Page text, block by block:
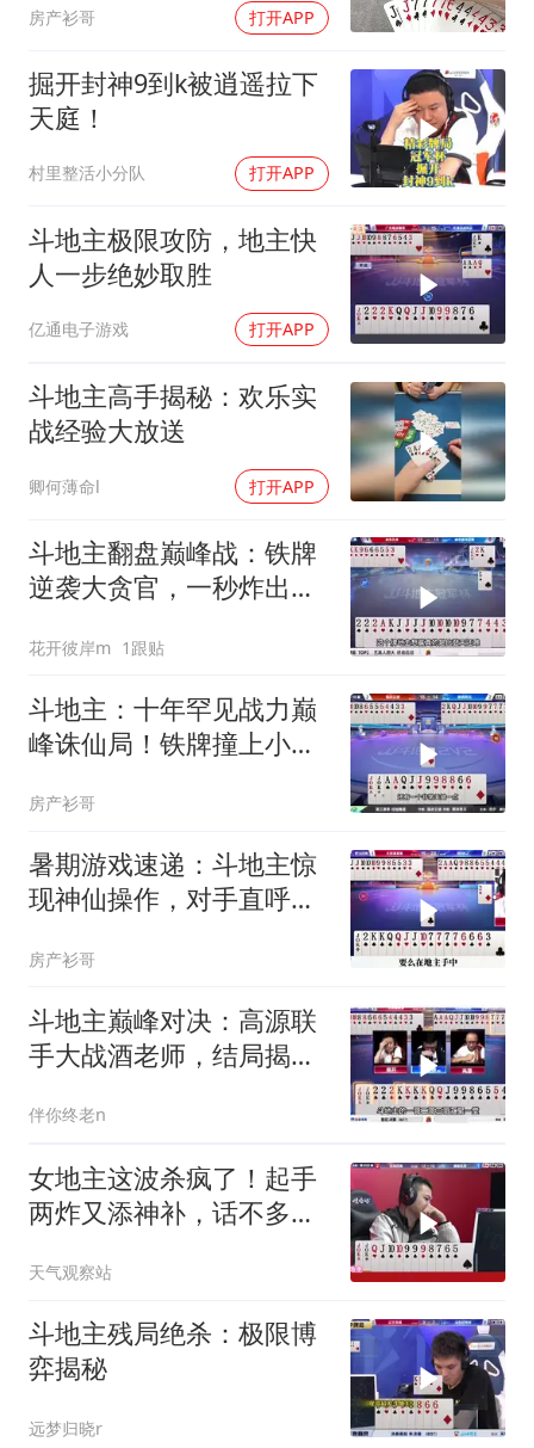
郑国霖回应去景区上班被保安拦下
奋进开新局 实干挑大梁
房产衫哥 打开APP
掘开封神9到k被逍遥拉下
天庭！
村里整活小分队 打开APP
斗地主极限攻防，地主快
人一步绝妙取胜
亿通电子游戏 打开APP
斗地主高手揭秘：欢乐实
战经验大放送
卿何薄命l 打开APP
斗地主翻盘巅峰战：铁牌
逆袭大贪官，一秒炸出真
花开彼岸m 1跟贴
斗地主：十年罕见战力巅
峰诛仙局！铁牌撞上小钢
房产衫哥
暑期游戏速递：斗地主惊
现神仙操作，对手直呼看
房产衫哥
斗地主巅峰对决：高源联
手大战酒老师，结局揭
伴你终老n
女地主这波杀疯了！起手
两炸又添神补，话不多说
天气观察站
斗地主残局绝杀：极限博
弈揭秘
远梦归晓r